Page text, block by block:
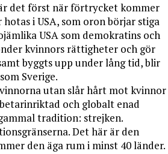
det först när förtrycket kommer
i USA, som oron börjar stiga
USA som demokratins och
kvinnors rättigheter och gör
byggts upp under lång tid, blir
Sverige.
utan slår hårt mot kvinnor
och globalt enad
tradition: strejken.
Det här är den
den äga rum i minst 40 länder.